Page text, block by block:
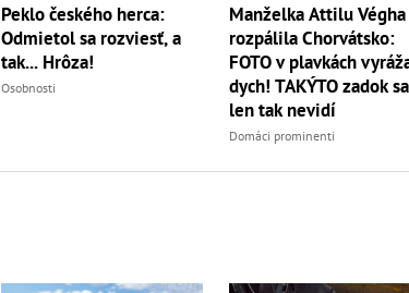
Peklo českého herca:
Odmietol sa rozviesť, a
tak... Hrôza!
Osobnosti
Manželka Attilu Végha
rozpálila Chorvátsko:
FOTO v plavkách
dych! TAKÝTO zadok sa
len tak nevidí
Domáci prominenti